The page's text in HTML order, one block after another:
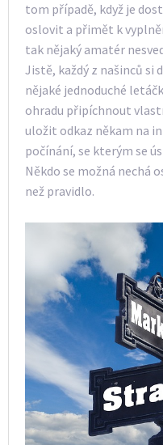
tom případě, když je
oslovit a přimět k
tak nějaký amatér
Jistě, každý z našinců si
nějaké jednoduché
ohradu připíchnout
uložit odkaz někam na
počínání, se kterým se
Někdo se možná nechá
než pravidlo.